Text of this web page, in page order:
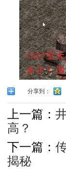
分享到：
上一篇：
高？
下一篇：
揭秘